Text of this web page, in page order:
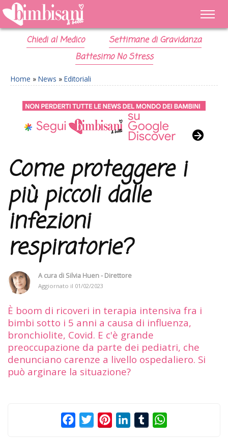
Chiedi al Medico
Settimane di Gravidanza
Battesimo No Stress
Home » News » Editoriali
Come proteggere i
più piccoli dalle
infezioni
respiratorie?
A cura di Silvia Huen - Direttore
Aggiornato il 01/02/2023
È boom di ricoveri in terapia intensiva fra i
bimbi sotto i 5 anni a causa di influenza,
bronchiolite, Covid. E c'è grande
preoccupazione da parte dei pediatri, che
denunciano carenze a livello ospedaliero. Si
può arginare la situazione?
FacebookTwitterPinterestLinkedInTumblr